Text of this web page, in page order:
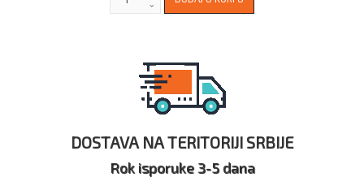
DOSTAVA NA TERITORIJI SRBIJE
Rok isporuke 3-5 dana